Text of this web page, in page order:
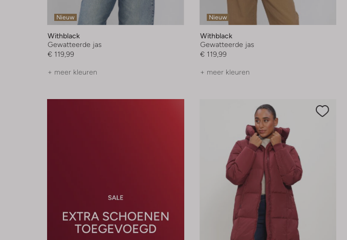
Nieuw
Withblack
Gewatteerde jas
€ 119,99
+ meer kleuren
Nieuw
Withblack
Gewatteerde jas
€ 119,99
+ meer kleuren